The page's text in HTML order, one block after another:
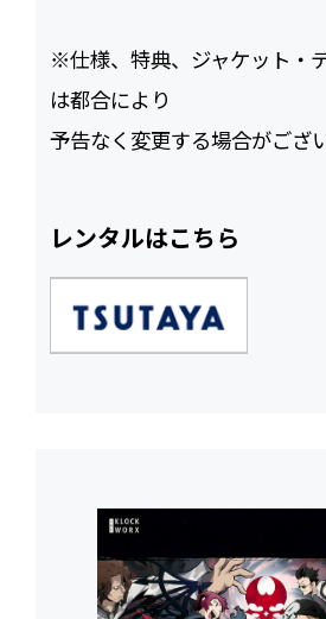
※仕様、特典、ジャケット・
は都合により
予告なく変更する場合がござい
レンタルはこちら